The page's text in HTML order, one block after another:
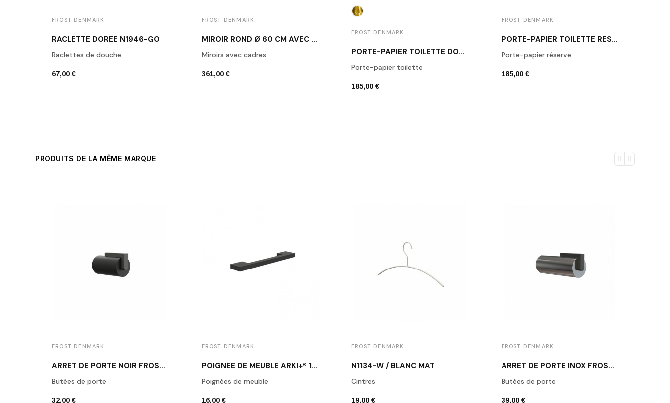
FROST DENMARK
RACLETTE DORÉE N1946-GO
Raclettes de douche
67,00 €
FROST DENMARK
MIROIR ROND Ø 60 CM AVEC CADRE DORÉ POLI FROST U4130-GO
Miroirs avec cadres
361,00 €
FROST DENMARK
PORTE-PAPIER TOILETTE DORÉ N1909-GO
Porte-papier toilette
185,00 €
FROST DENMARK
PORTE-PAPIER TOILETTE RÉSERVE DORÉ N1912-GO
Porte-papier réserve
185,00 €
PRODUITS DE LA MÊME MARQUE
FROST DENMARK
ARRÊT DE PORTE NOIR FROST N1931B
Butées de porte
32,00 €
FROST DENMARK
POIGNÉE DE MEUBLE ARKI+® 160 NOIR MAT
Poignées de meuble
16,00 €
FROST DENMARK
N1134-W / BLANC MAT
Cintres
19,00 €
FROST DENMARK
ARRÊT DE PORTE INOX FROST N1931-1
Butées de porte
39,00 €